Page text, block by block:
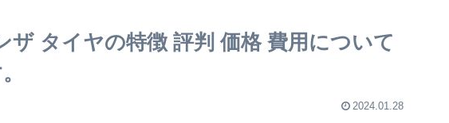
ザ タイヤの特徴 評判 価格 費用について
2024.01.28